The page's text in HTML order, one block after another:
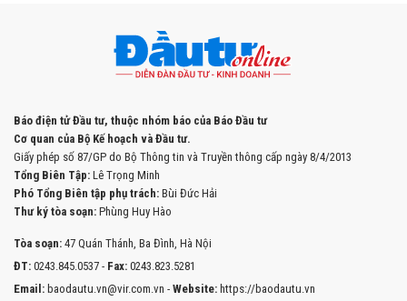
Báo điện tử Đầu tư, thuộc nhóm báo của Báo Đầu tư
Cơ quan của Bộ Kế hoạch và Đầu tư.
Giấy phép số 87/GP do Bộ Thông tin và Truyền thông cấp ngày 8/4/2013
Tổng Biên Tập: Lê Trọng Minh
Phó Tổng Biên tập phụ trách: Bùi Đức Hải
Thư ký tòa soạn: Phùng Huy Hào
Tòa soạn: 47 Quán Thánh, Ba Đình, Hà Nội
ĐT: 0243.845.0537 - Fax: 0243.823.5281
Email: baodautu.vn@vir.com.vn - Website: https://baodautu.vn